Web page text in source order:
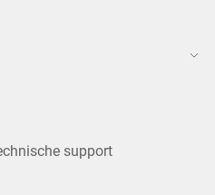
support